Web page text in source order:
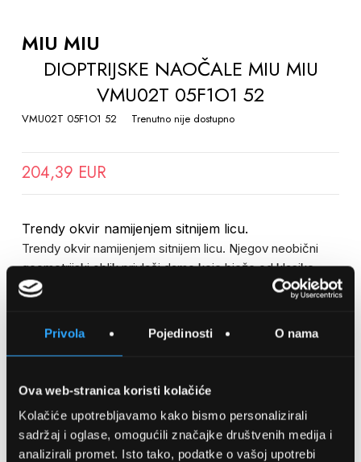
Privola Pojedinosti O nama
Ova web-stranica koristi kolačiće
Kolačiće upotrebljavamo kako bismo personalizirali
sadržaj i oglase, omogućili značajke društvenih medija i
analizirali promet. Isto tako, podatke o vašoj upotrebi
THE
BEGINNING
GALLERY
MIU MIU
DIOPTRIJSKE NAOČALE MIU MIU
VMU02T 05F1O1 52
VMU02T 05F1O1 52 Trenutno nije dostupno
204,39 EUR
Trendy okvir namijenjem sitnijem licu.
Trendy okvir namijenjem sitnijem licu. Njegov neobični
geometrijski oblik privlači dame koje bježe od klasike.
Detalji
Podijeli s prijateljima